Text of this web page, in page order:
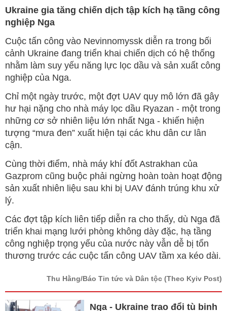
Ukraine gia tăng chiến dịch tập kích hạ tầng công
nghiệp Nga
Cuộc tấn công vào Nevinnomyssk diễn ra trong bối
cảnh Ukraine đang triển khai chiến dịch có hệ thống
nhằm làm suy yếu năng lực lọc dầu và sản xuất công
nghiệp của Nga.
Chỉ một ngày trước, một đợt UAV quy mô lớn đã gây
hư hại nặng cho nhà máy lọc dầu Ryazan - một trong
những cơ sở nhiên liệu lớn nhất Nga - khiến hiện
tượng “mưa đen” xuất hiện tại các khu dân cư lân
cận.
Cùng thời điểm, nhà máy khí đốt Astrakhan của
Gazprom cũng buộc phải ngừng hoàn toàn hoạt động
sản xuất nhiên liệu sau khi bị UAV đánh trúng khu xử
lý.
Các đợt tập kích liên tiếp diễn ra cho thấy, dù Nga đã
triển khai mạng lưới phòng không dày đặc, hạ tầng
công nghiệp trọng yếu của nước này vẫn dễ bị tổn
thương trước các cuộc tấn công UAV tầm xa kéo dài.
Thu Hằng/Báo Tin tức và Dân tộc (Theo Kyiv Post)
Nga - Ukraine trao đổi tù binh